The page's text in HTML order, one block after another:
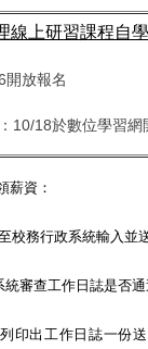
線上研習課程自學
開放報名
10/18於數位學習網
薪資：
校務行政系統輸入並
統審查工作日誌是否
列印出工作日誌一份